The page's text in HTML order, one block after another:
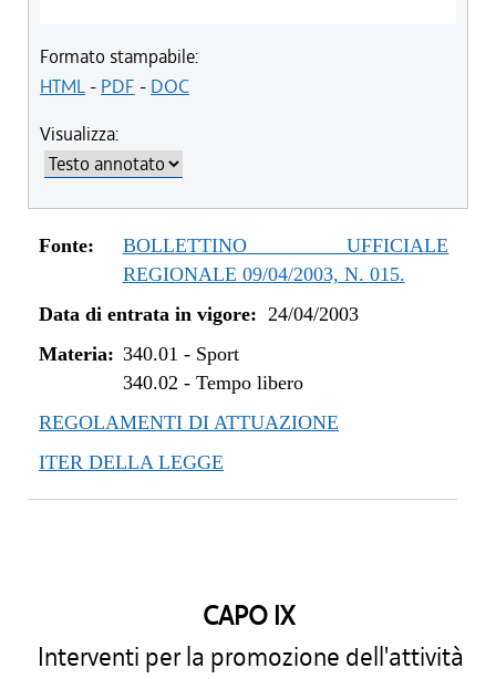
Formato stampabile:
HTML- PDF - DOC
Visualizza:
Fonte:
BOLLETTINO UFFICIALE
REGIONALE 09/04/2003, N. 015.
Data di entrata in vigore: 24/04/2003
Materia: 340.01 - Sport
340.02 - Tempo libero
REGOLAMENTI DI ATTUAZIONE
ITER DELLA LEGGE
CAPO IX
Interventi per la promozione dell'attività